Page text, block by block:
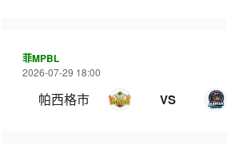
菲MPBL
2026-07-29 18:00
帕西格市 VS